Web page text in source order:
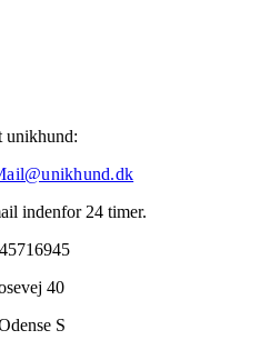
unikhund:
indenfor 24 timer.
40
S